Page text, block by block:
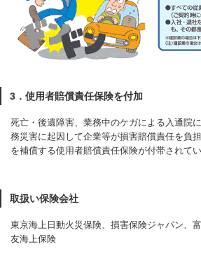
3．使用者賠償責任保険を付加
死亡・後遺障害、業務中のケガによる入通院
務災害に起因して企業等が損害賠償責任を負
を補償する使用者賠償責任保険が付帯されてい
取扱い保険会社
東京海上日動火災保険、損害保険ジャパン、
友海上保険